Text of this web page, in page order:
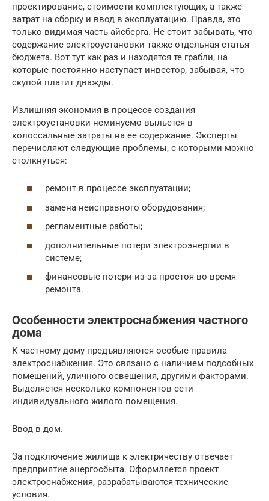
проектирование, стоимости комплектующих, а также
затрат на сборку и ввод в эксплуатацию. Правда, это
только видимая часть айсберга. Не стоит забывать, что
содержание электроустановки также отдельная статья
бюджета. Вот тут как раз и находятся те грабли, на
которые постоянно наступает инвестор, забывая, что
скупой платит дважды.
Излишняя экономия в процессе создания
электроустановки неминуемо выльется в
колоссальные затраты на ее содержание. Эксперты
перечисляют следующие проблемы, с которыми можно
столкнуться:
ремонт в процессе эксплуатации;
замена неисправного оборудования;
регламентные работы;
дополнительные потери электроэнергии в
системе;
финансовые потери из-за простоя во время
ремонта.
Особенности электроснабжения частного
дома
К частному дому предъявляются особые правила
электроснабжения. Это связано с наличием подсобных
помещений, уличного освещения, другими факторами.
Выделяется несколько компонентов сети
индивидуального жилого помещения.
Ввод в дом.
За подключение жилища к электричеству отвечает
предприятие энергосбыта. Оформляется проект
электроснабжения, разрабатываются технические
условия.